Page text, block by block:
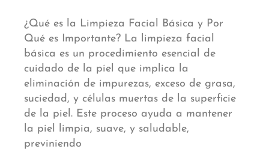
¿Qué es la Limpieza Facial Básica y Por
Qué es Importante? La limpieza facial
básica es un procedimiento esencial de
cuidado de la piel que implica la
eliminación de impurezas, exceso de grasa,
suciedad, y células muertas de la superficie
de la piel. Este proceso ayuda a mantener
la piel limpia, suave, y saludable,
previniendo